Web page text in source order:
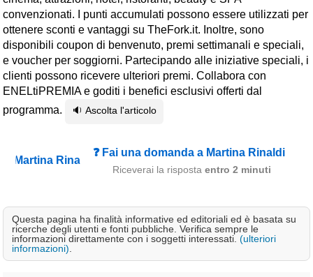
convenzionati. I punti accumulati possono essere utilizzati per
ottenere sconti e vantaggi su TheFork.it. Inoltre, sono
disponibili coupon di benvenuto, premi settimanali e speciali,
e voucher per soggiorni. Partecipando alle iniziative speciali, i
clienti possono ricevere ulteriori premi. Collabora con
ENELtiPREMIA e goditi i benefici esclusivi offerti dal
programma.
🔉 Ascolta l'articolo
❓ Fai una domanda a Martina Rinaldi
Riceverai la risposta entro 2 minuti
Questa pagina ha finalità informative ed editoriali ed è basata su
ricerche degli utenti e fonti pubbliche. Verifica sempre le
informazioni direttamente con i soggetti interessati. (ulteriori
informazioni)
Ambienti
≋ Mare
🗻 Montagna
Laghi
Isole
Terme
Cerca le offerte per regione